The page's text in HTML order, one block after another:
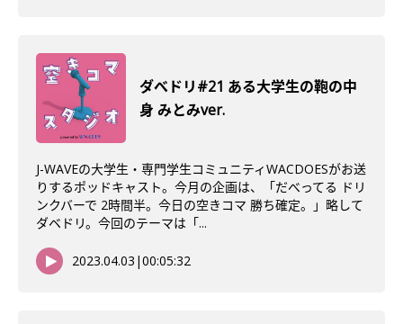
ダべドリ#21 ある大学生の鞄の中
身 みとみver.
J-WAVEの大学生・専門学生コミュニティWACDOESがお送
りするポッドキャスト。今月の企画は、「だべってる ドリ
ンクバーで 2時間半。今日の空きコマ 勝ち確定。」略して
ダベドリ。今回のテーマは「...
2023.04.03 |00:05:32